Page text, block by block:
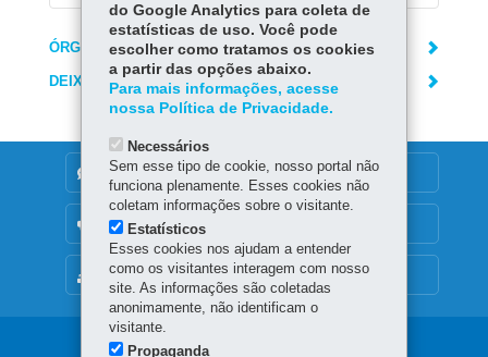
ÓRGÃO RESPONSÁVEL
DEIXE SUA OPINIÃO
MAPA DO SITE
DENUNCIE CORRUPÇÃO
OUVIDORIA
do Google Analytics para coleta de
estatísticas de uso. Você pode
escolher como tratamos os cookies
a partir das opções abaixo.
Para mais informações, acesse
nossa Política de Privacidade.
Necessários
Sem esse tipo de cookie, nosso portal não
funciona plenamente. Esses cookies não
coletam informações sobre o visitante.
Estatísticos
Esses cookies nos ajudam a entender
como os visitantes interagem com nosso
site. As informações são coletadas
anonimamente, não identificam o
visitante.
Propaganda